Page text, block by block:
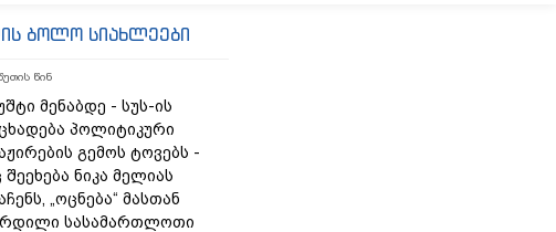
ბოლო სიახლეები
წინ
მენაბდე - სუს-ის
პოლიტიკური
გემოს ტოვებს -
ნიკა მელიას
„ოცნება“ მასთან
სასამართლოთი